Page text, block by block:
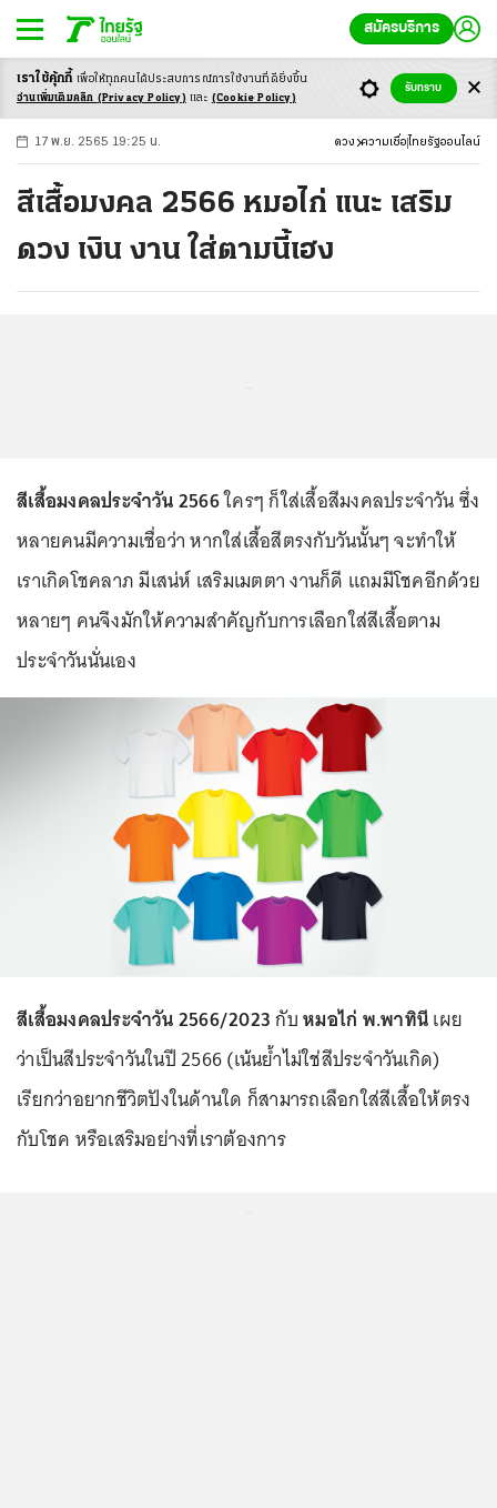
สมัครบริการ
-ก ก ก+
17 พ.ย. 2565 19:25 น. ดวง ความเชื่อ ไทยรัฐออนไลน์
สีเสื้อมงคล 2566 หมอไก่ แนะ เสริม
ดวง เงิน งาน ใส่ตามนี้เฮง
สีเสื้อมงคลประจำวัน 2566ใครๆ ก็ใส่เสื้อสีมงคลประจำวัน ซึ่ง
หลายคนมีความเชื่อว่า หากใส่เสื้อสีตรงกับวันนั้นๆ จะทำให้
เราเกิดโชคลาภ มีเสน่ห์ เสริมเมตตา งานก็ดี แถมมีโชคอีกด้วย
หลายๆ คนจึงมักให้ความสำคัญกับการเลือกใส่สีเสื้อตาม
ประจำวันนั่นเอง
สีเสื้อมงคลประจำวัน 2566/2023กับหมอไก่ พ.พาทินีเผย
ว่าเป็นสีประจำวันในปี 2566 (เน้นย้ำไม่ใช่สีประจำวันเกิด)
เรียกว่าอยากชีวิตปังในด้านใด ก็สามารถเลือกใส่สีเสื้อให้ตรง
กับโชค หรือเสริมอย่างที่เราต้องการ
เราใช้คุ้กกี้ เพื่อให้ทุกคนได้ประสบการณ์การใช้งานที่ดียิ่งขึ้น
อ่านเพิ่มเติมคลิก (Privacy Policy) และ (Cookie Policy)
รับทราบ